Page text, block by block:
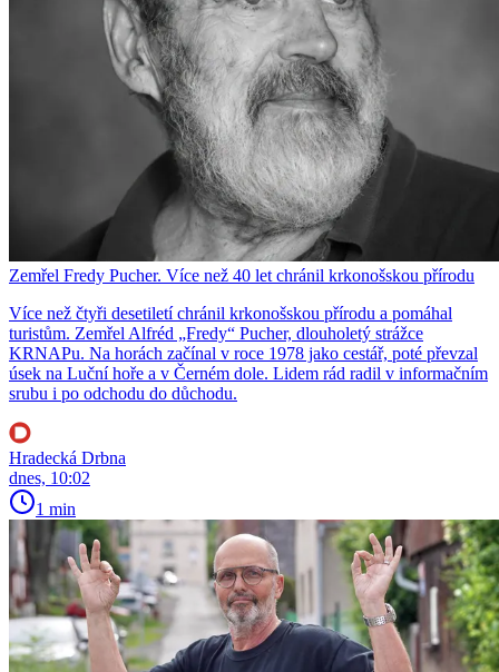
Zemřel Fredy Pucher. Více než 40 let chránil krkonošskou přírodu
Více než čtyři desetiletí chránil krkonošskou přírodu a pomáhal
turistům. Zemřel Alfréd „Fredy“ Pucher, dlouholetý strážce
KRNAPu. Na horách začínal v roce 1978 jako cestář, poté převzal
úsek na Luční hoře a v Černém dole. Lidem rád radil v informačním
srubu i po odchodu do důchodu.
Hradecká Drbna
dnes, 10:02
1 min